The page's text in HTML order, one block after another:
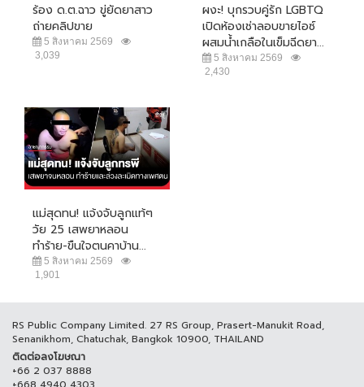
ร้อง ด.ต.ฉาว ขู่ยัดยาสาว
ถ่ายคลิปขาย
5 สิงหาคม 2569
3,039
ผงะ! บุกรวบคู่รัก LGBTQ
เปิดห้องเช่าลอบขายไอซ์
ผสมน้ำเกลือในเข็มฉีดยา...
5 สิงหาคม 2569
2,430
แม่สุดทน! แจ้งจับลูกแท้ๆ
วัย 25 เสพยาหลอน
ทำร้าย-ขืนใจตนคาบ้าน...
5 สิงหาคม 2569
1,901
RS Public Company Limited. 27 RS Group, Prasert-Manukit Road,
Senanikhom, Chatuchak, Bangkok 10900, THAILAND
ติดต่อลงโฆษณา
+66 2 037 8888